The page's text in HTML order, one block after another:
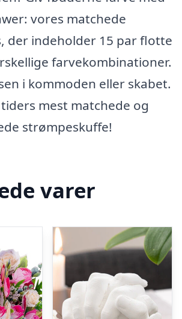
vores matchede
der indeholder 15 par flotte
farvekombinationer.
i kommoden eller skabet.
mest matchede og
strømpeskuffe!
varer